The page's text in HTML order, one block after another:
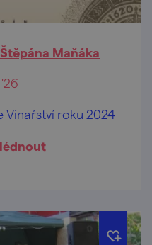
Maňáka
Vinařství roku 2024